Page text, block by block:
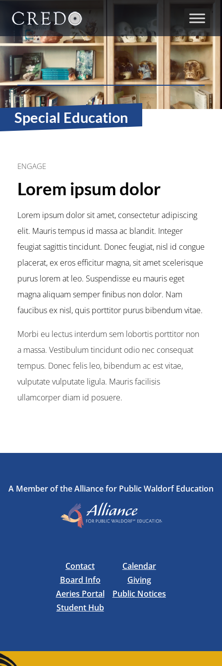
Main Navigation
Special Education
ENGAGE
Lorem ipsum dolor
Lorem ipsum dolor sit amet, consectetur adipiscing
elit. Mauris tempus id massa ac blandit. Integer
feugiat sagittis tincidunt. Donec feugiat, nisl id congue
placerat, ex eros efficitur magna, sit amet scelerisque
purus lorem at leo. Suspendisse eu mauris eget
magna aliquam semper finibus non dolor. Nam
faucibus ex nisl, quis porttitor purus bibendum vitae.
Morbi eu lectus interdum sem lobortis porttitor non
a massa. Vestibulum tincidunt odio nec consequat
tempus. Donec felis leo, bibendum ac est vitae,
vulputate vulputate ligula. Mauris facilisis
ullamcorper diam id posuere.
A Member of the Alliance for Public Waldorf Education
Contact
Board Info
Aeries Portal
Student Hub
Calendar
Giving
Public Notices